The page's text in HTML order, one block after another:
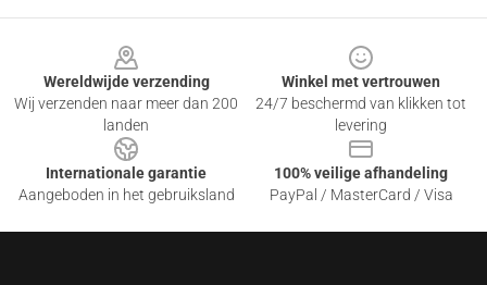
Wereldwijde verzending
Wij verzenden naar meer dan 200
landen
Winkel met vertrouwen
24/7 beschermd van klikken tot
levering
Internationale garantie
Aangeboden in het gebruiksland
100% veilige afhandeling
PayPal / MasterCard / Visa